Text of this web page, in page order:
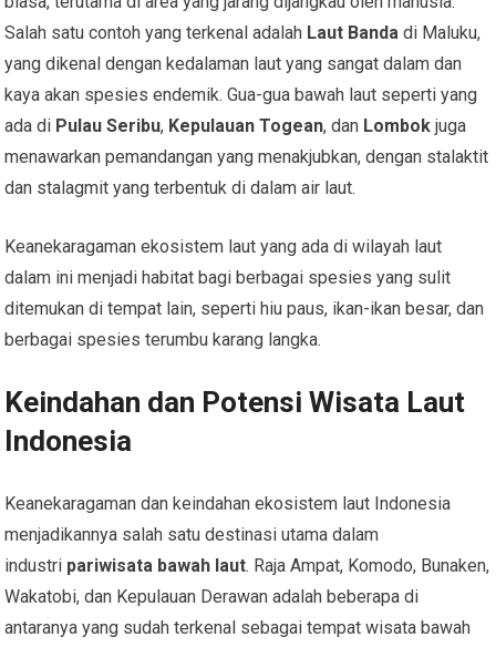
Salah satu contoh yang terkenal adalah Laut Banda di Maluku,
yang dikenal dengan kedalaman laut yang sangat dalam dan
kaya akan spesies endemik. Gua-gua bawah laut seperti yang
ada di Pulau Seribu, Kepulauan Togean, dan Lombok juga
menawarkan pemandangan yang menakjubkan, dengan stalaktit
dan stalagmit yang terbentuk di dalam air laut.
Keanekaragaman ekosistem laut yang ada di wilayah laut
dalam ini menjadi habitat bagi berbagai spesies yang sulit
ditemukan di tempat lain, seperti hiu paus, ikan-ikan besar, dan
berbagai spesies terumbu karang langka.
Keindahan dan Potensi Wisata Laut
Indonesia
Keanekaragaman dan keindahan ekosistem laut Indonesia
menjadikannya salah satu destinasi utama dalam
industri pariwisata bawah laut. Raja Ampat, Komodo, Bunaken,
Wakatobi, dan Kepulauan Derawan adalah beberapa di
antaranya yang sudah terkenal sebagai tempat wisata bawah